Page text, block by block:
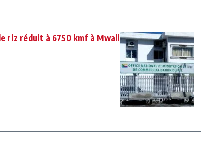
riz réduit à 6750 kmf à Mwali